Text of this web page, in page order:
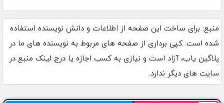
منبع: برای ساخت این صفحه از اطلاعات و دانش نویسنده استفاده
شده است. کپی برداری از صفحه های مربوط به نویسنده های ما در
پلاگین یاب، آزاد است و نیازی به کسب اجازه یا درج لینک منبع در
سایت های دیگر ندارد.